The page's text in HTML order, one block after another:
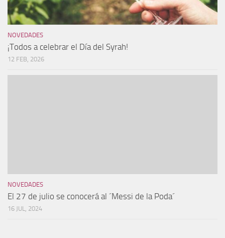
NOVEDADES
¡Todos a celebrar el Día del Syrah!
12 FEB, 2026
NOVEDADES
El 27 de julio se conocerá al ´Messi de la Poda´
16 JUL, 2024